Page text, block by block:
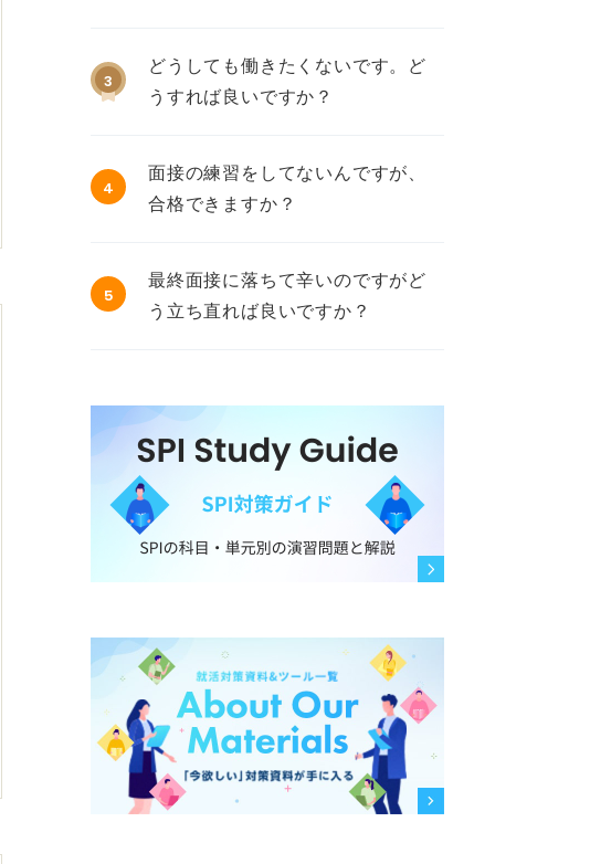
3
どうしても働きたくないです。ど
うすれば良いですか？
4
面接の練習をしてないんですが、
合格できますか？
5
最終面接に落ちて辛いのですがど
う立ち直れば良いですか？